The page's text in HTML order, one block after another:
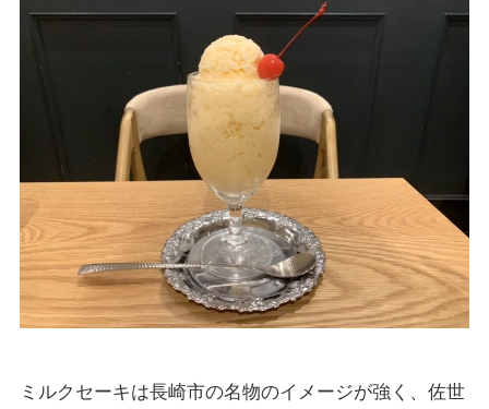
ミルクセーキは長崎市の名物のイメージが強く、佐世